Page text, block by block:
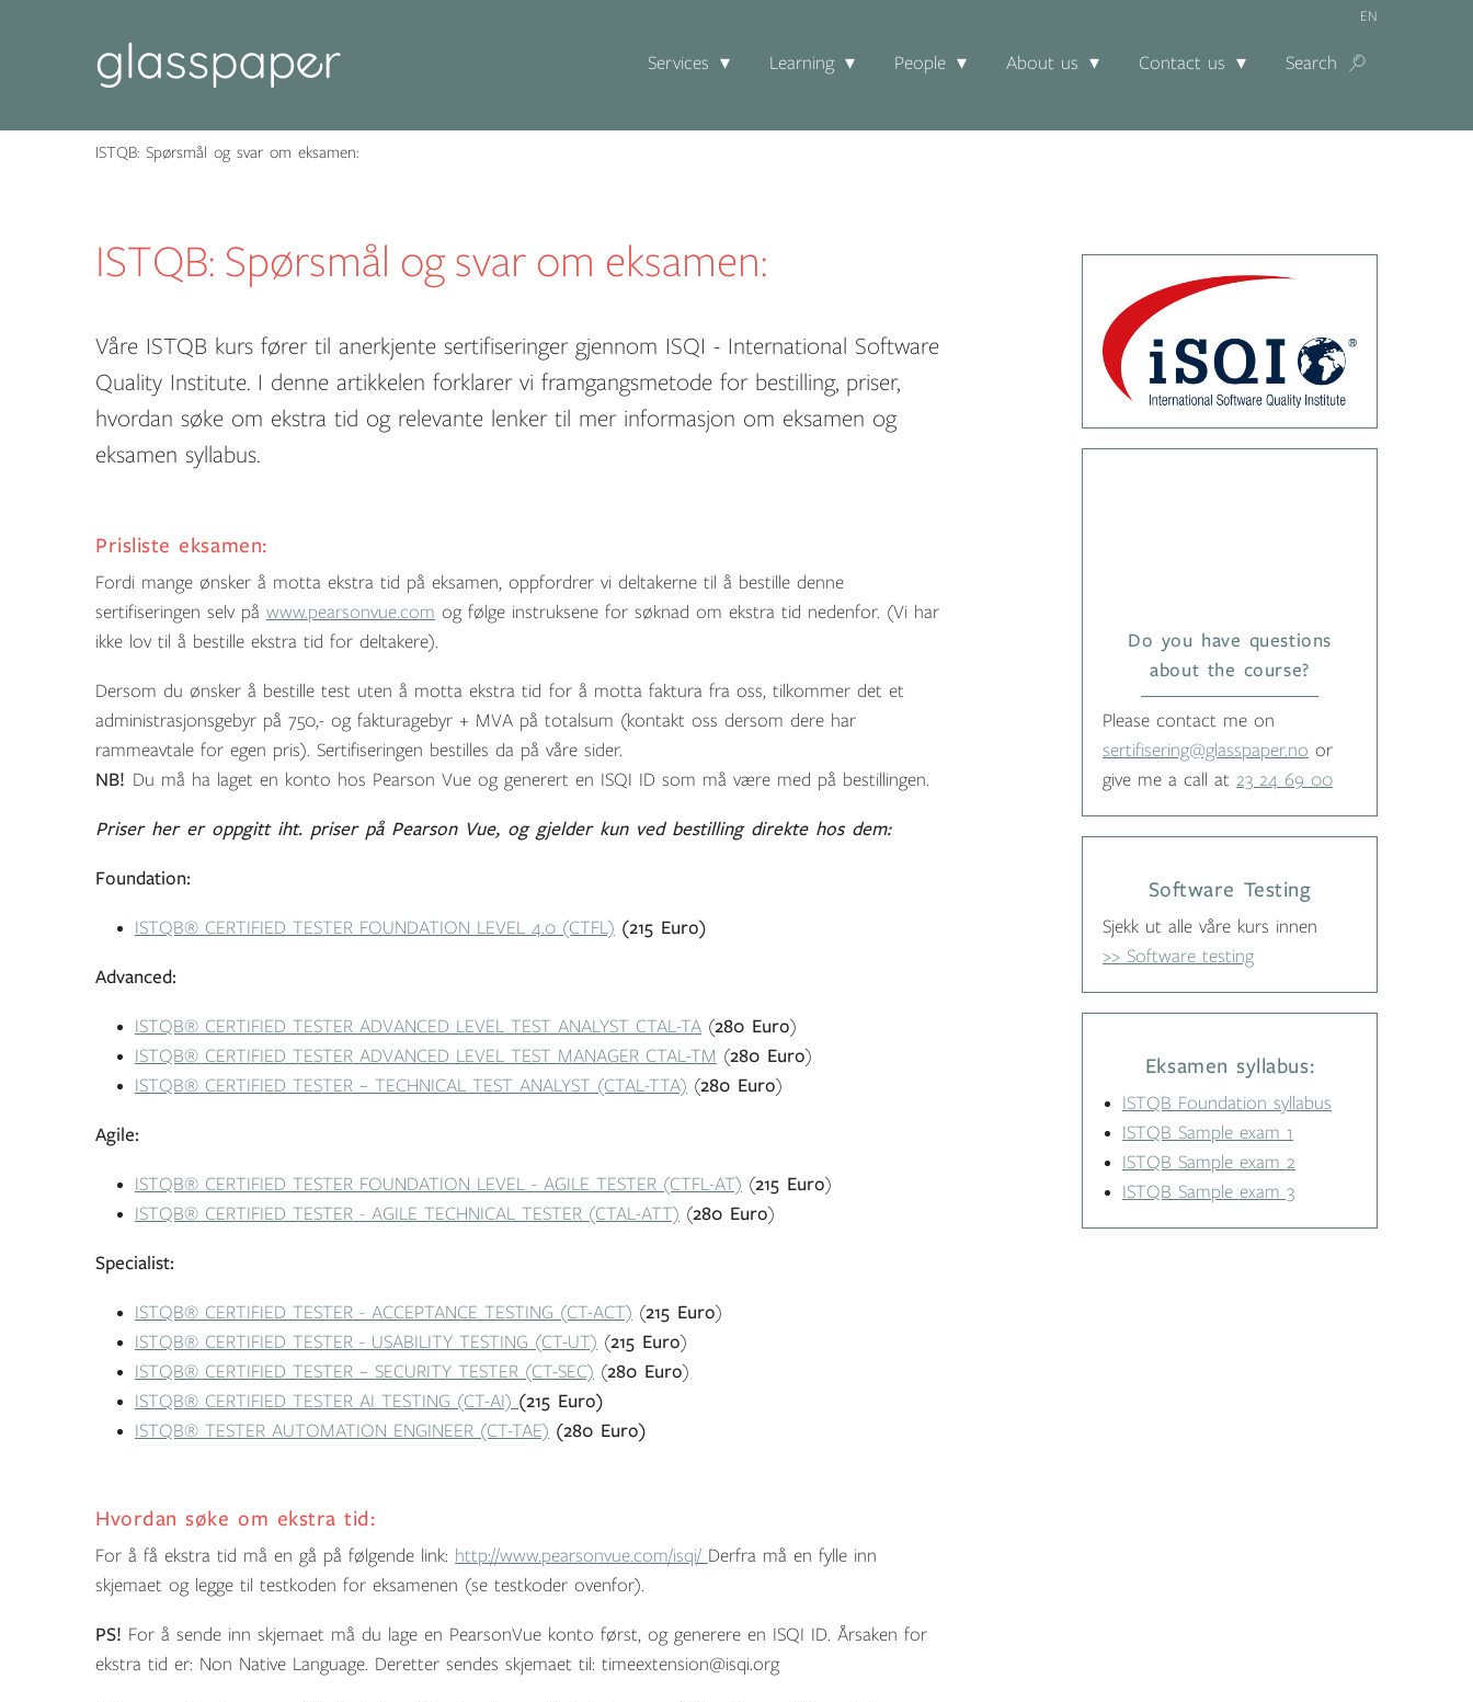
EN
Services Learning People About us Contact us Search
ISTQB: Spørsmål og svar om eksamen:
ISTQB: Spørsmål og svar om eksamen:
Våre ISTQB kurs fører til anerkjente sertifiseringer gjennom ISQI - International Software
Quality Institute. I denne artikkelen forklarer vi framgangsmetode for bestilling, priser,
hvordan søke om ekstra tid og relevante lenker til mer informasjon om eksamen og
eksamen syllabus.
Prisliste eksamen:
Fordi mange ønsker å motta ekstra tid på eksamen, oppfordrer vi deltakerne til å bestille denne
sertifiseringen selv på www.pearsonvue.com og følge instruksene for søknad om ekstra tid nedenfor. (Vi har
ikke lov til å bestille ekstra tid for deltakere).
Dersom du ønsker å bestille test uten å motta ekstra tid for å motta faktura fra oss, tilkommer det et
administrasjonsgebyr på 750,- og fakturagebyr + MVA på totalsum (kontakt oss dersom dere har
rammeavtale for egen pris). Sertifiseringen bestilles da på våre sider.
NB! Du må ha laget en konto hos Pearson Vue og generert en ISQI ID som må være med på bestillingen.
Priser her er oppgitt iht. priser på Pearson Vue, og gjelder kun ved bestilling direkte hos dem:
Foundation:
ISTQB® CERTIFIED TESTER FOUNDATION LEVEL 4.0 (CTFL) (215 Euro)
Advanced:
ISTQB® CERTIFIED TESTER ADVANCED LEVEL TEST ANALYST CTAL-TA (280 Euro)
ISTQB® CERTIFIED TESTER ADVANCED LEVEL TEST MANAGER CTAL-TM (280 Euro)
ISTQB® CERTIFIED TESTER – TECHNICAL TEST ANALYST (CTAL-TTA) (280 Euro)
Agile:
ISTQB® CERTIFIED TESTER FOUNDATION LEVEL - AGILE TESTER (CTFL-AT) (215 Euro)
ISTQB® CERTIFIED TESTER - AGILE TECHNICAL TESTER (CTAL-ATT) (280 Euro)
Specialist:
ISTQB® CERTIFIED TESTER - ACCEPTANCE TESTING (CT-ACT) (215 Euro)
ISTQB® CERTIFIED TESTER - USABILITY TESTING (CT-UT) (215 Euro)
ISTQB® CERTIFIED TESTER – SECURITY TESTER (CT-SEC) (280 Euro)
ISTQB® CERTIFIED TESTER AI TESTING (CT-AI) (215 Euro)
ISTQB® TESTER AUTOMATION ENGINEER (CT-TAE) (280 Euro)
Hvordan søke om ekstra tid:
For å få ekstra tid må en gå på følgende link: http://www.pearsonvue.com/isqi/ Derfra må en fylle inn
skjemaet og legge til testkoden for eksamenen (se testkoder ovenfor).
PS! For å sende inn skjemaet må du lage en PearsonVue konto først, og generere en ISQI ID. Årsaken for
ekstra tid er: Non Native Language. Deretter sendes skjemaet til: timeextension@isqi.org
Do you have questions
about the course?
Please contact me on
sertifisering@glasspaper.no or
give me a call at 23 24 69 00
Software Testing
Sjekk ut alle våre kurs innen
>> Software testing
Eksamen syllabus:
ISTQB Foundation syllabus
ISTQB Sample exam 1
ISTQB Sample exam 2
ISTQB Sample exam 3